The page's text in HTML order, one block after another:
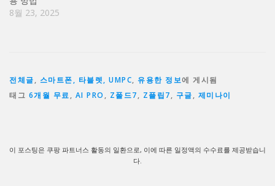
8월 23, 2025
전체글, 스마트폰, 타블렛, UMPC, 유용한 정보에 게시됨
태그 6개월 무료, AI PRO , Z폴드7, Z플립7, 구글, 제미나이
이 포스팅은 쿠팡 파트너스 활동의 일환으로, 이에 따른 일정액의 수수료를 제공받습니
다.